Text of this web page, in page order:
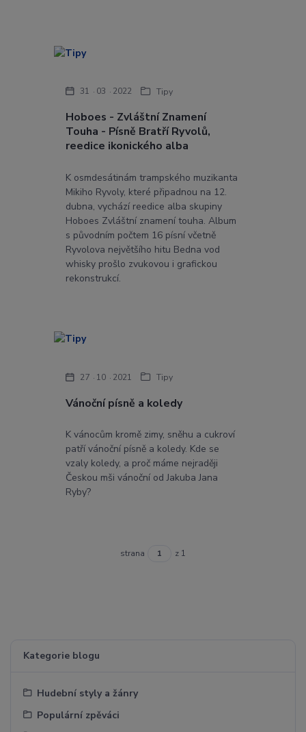
Kategorie blogu
Hudební styly a žánry
Populární zpěváci
Hoboes - Zvláštní Znamení
Touha - Písně Bratří Ryvolů,
reedice ikonického alba
31 03 2022 Tipy
K osmdesátinám trampského muzikanta
Mikiho Ryvoly, které připadnou na 12.
dubna, vychází reedice alba skupiny
Hoboes Zvláštní znamení touha. Album
s původním počtem 16 písní včetně
Ryvolova největšího hitu Bedna vod
whisky prošlo zvukovou i grafickou
rekonstrukcí.
Vánoční písně a koledy
27 10 2021 Tipy
K vánocům kromě zimy, sněhu a cukroví
patří vánoční písně a koledy. Kde se
vzaly koledy, a proč máme nejraději
Českou mši vánoční od Jakuba Jana
Ryby?
strana z 1